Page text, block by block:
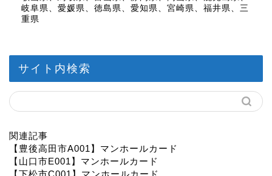
岐阜県、愛媛県、徳島県、愛知県、宮崎県、福井県、三
重県
サイト内検索
関連記事
【豊後高田市A001】マンホールカード
【山口市E001】マンホールカード
【下松市C001】マンホールカード